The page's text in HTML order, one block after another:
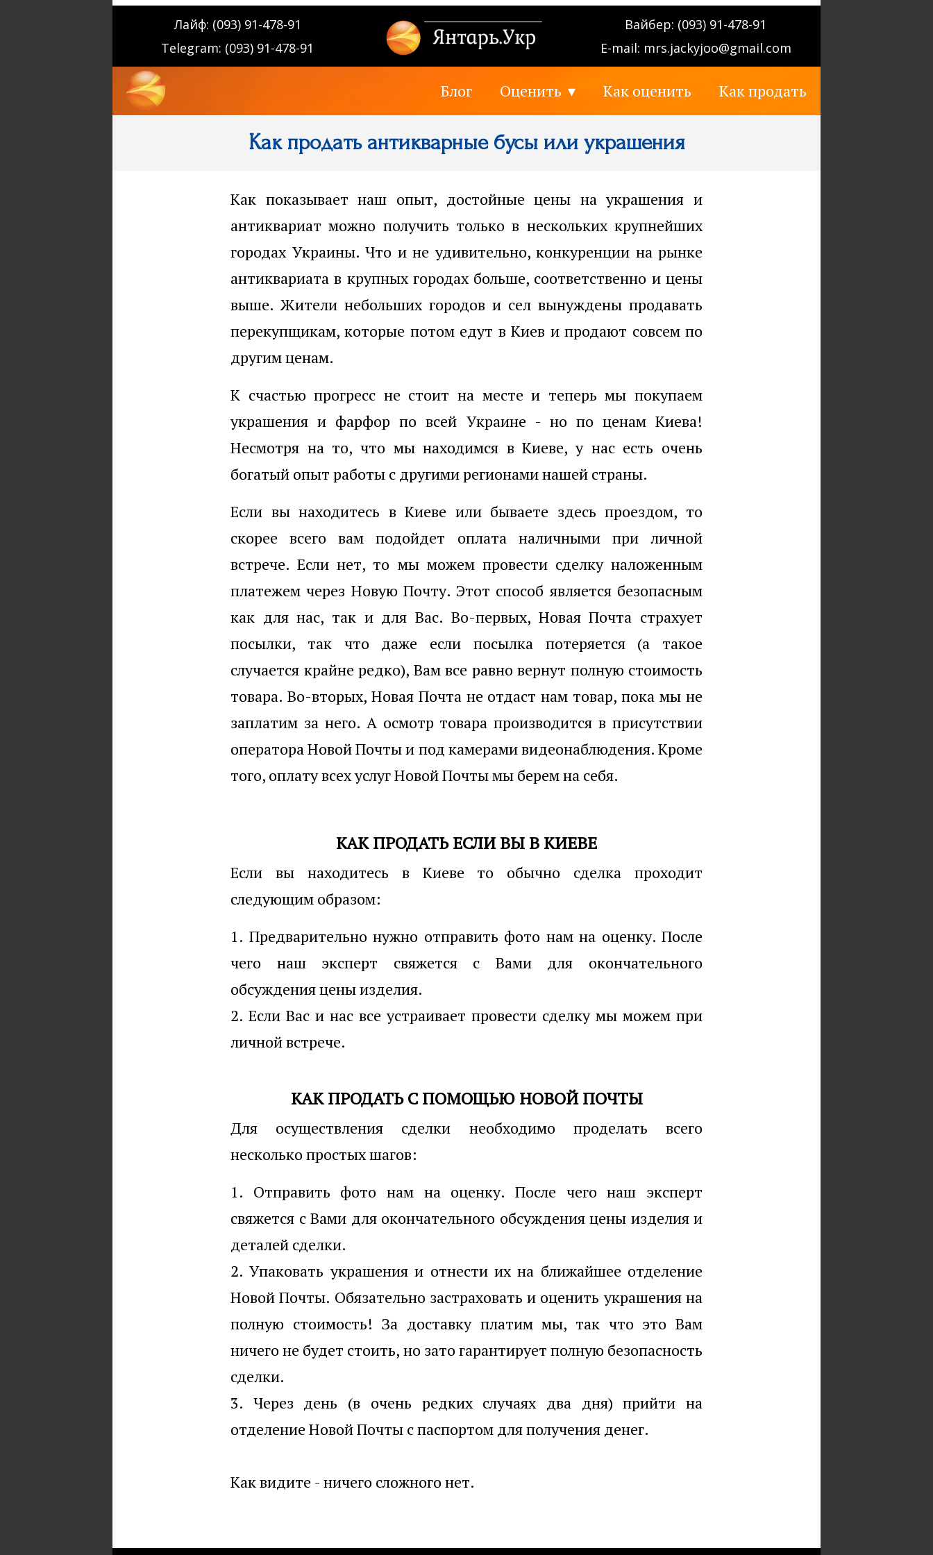
Лайф: (093) 91-478-91
Telegram: (093) 91-478-91
Вайбер: (093) 91-478-91
E-mail: mrs.jackyjoo@gmail.com
Блог Оценить Как оценить Как продать
Как продать антикварные бусы или украшения
Как показывает наш опыт, достойные цены на украшения и
антиквариат можно получить только в нескольких крупнейших
городах Украины. Что и не удивительно, конкуренции на рынке
антиквариата в крупных городах больше, соответственно и цены
выше. Жители небольших городов и сел вынуждены продавать
перекупщикам, которые потом едут в Киев и продают совсем по
другим ценам.
К счастью прогресс не стоит на месте и теперь мы покупаем
украшения и фарфор по всей Украине - но по ценам Киева!
Несмотря на то, что мы находимся в Киеве, у нас есть очень
богатый опыт работы с другими регионами нашей страны.
Если вы находитесь в Киеве или бываете здесь проездом, то
скорее всего вам подойдет оплата наличными при личной
встрече. Если нет, то мы можем провести сделку наложенным
платежем через Новую Почту. Этот способ является безопасным
как для нас, так и для Вас. Во-первых, Новая Почта страхует
посылки, так что даже если посылка потеряется (а такое
случается крайне редко), Вам все равно вернут полную стоимость
товара. Во-вторых, Новая Почта не отдаст нам товар, пока мы не
заплатим за него. А осмотр товара производится в присутствии
оператора Новой Почты и под камерами видеонаблюдения. Кроме
того, оплату всех услуг Новой Почты мы берем на себя.
КАК ПРОДАТЬ ЕСЛИ ВЫ В КИЕВЕ
Если вы находитесь в Киеве то обычно сделка проходит
следующим образом:
1. Предварительно нужно отправить фото нам на оценку. После
чего наш эксперт свяжется с Вами для окончательного
обсуждения цены изделия.
2. Если Вас и нас все устраивает провести сделку мы можем при
личной встрече.
КАК ПРОДАТЬ С ПОМОЩЬЮ НОВОЙ ПОЧТЫ
Для осуществления сделки необходимо проделать всего
несколько простых шагов:
1. Отправить фото нам на оценку. После чего наш эксперт
свяжется с Вами для окончательного обсуждения цены изделия и
деталей сделки.
2. Упаковать украшения и отнести их на ближайшее отделение
Новой Почты. Обязательно застраховать и оценить украшения на
полную стоимость! За доставку платим мы, так что это Вам
ничего не будет стоить, но зато гарантирует полную безопасность
сделки.
3. Через день (в очень редких случаях два дня) прийти на
отделение Новой Почты с паспортом для получения денег.
Как видите - ничего сложного нет.